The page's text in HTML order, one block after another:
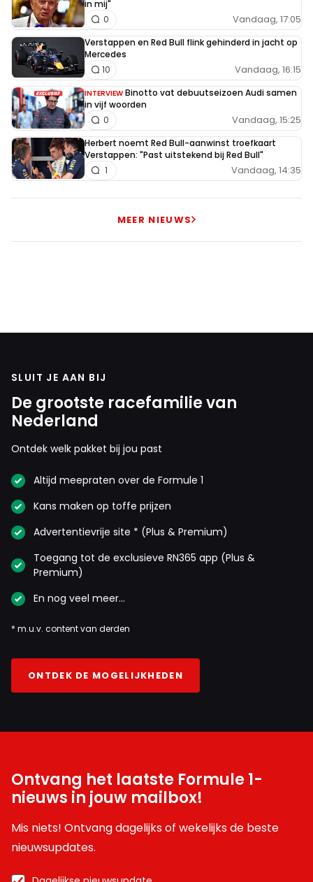
in mij"
Vandaag, 17:05
0
Verstappen en Red Bull flink gehinderd in jacht op
Mercedes
Vandaag, 16:15
10
INTERVIEW Binotto vat debuutseizoen Audi samen
in vijf woorden
Vandaag, 15:25
0
Herbert noemt Red Bull-aanwinst troefkaart
Verstappen: "Past uitstekend bij Red Bull"
Vandaag, 14:35
1
MEER NIEUWS
SLUIT JE AAN BIJ
De grootste racefamilie van
Nederland
Ontdek welk pakket bij jou past
Altijd meepraten over de Formule 1
Kans maken op toffe prijzen
Advertentievrije site * (Plus & Premium)
Toegang tot de exclusieve RN365 app (Plus &
Premium)
En nog veel meer…
* m.u.v. content van derden
ONTDEK DE MOGELIJKHEDEN
Ontvang het laatste Formule 1-
nieuws in jouw mailbox!
Mis niets! Ontvang dagelijks of wekelijks de beste
nieuwsupdates.